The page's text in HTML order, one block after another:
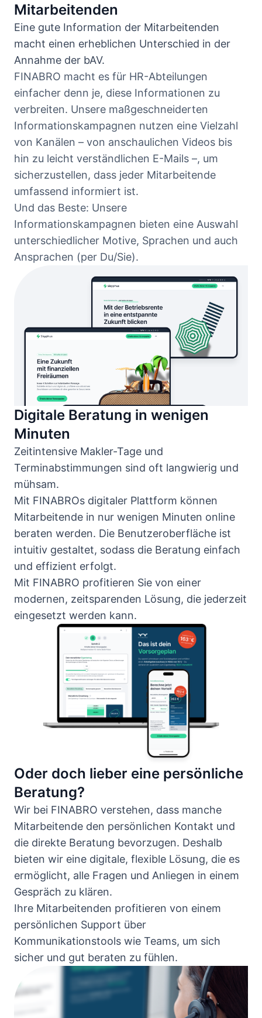
Mitarbeitenden
Eine gute Information der Mitarbeitenden
macht einen erheblichen Unterschied in der
Annahme der bAV.
FINABRO macht es für HR-Abteilungen
einfacher denn je, diese Informationen zu
verbreiten. Unsere maßgeschneiderten
Informationskampagnen nutzen eine Vielzahl
von Kanälen – von anschaulichen Videos bis
hin zu leicht verständlichen E-Mails –, um
sicherzustellen, dass jeder Mitarbeitende
umfassend informiert ist.
Und das Beste: Unsere
Informationskampagnen bieten eine Auswahl
unterschiedlicher Motive, Sprachen und auch
Ansprachen (per Du/Sie).
Digitale Beratung in wenigen
Minuten
Zeitintensive Makler-Tage und
Terminabstimmungen sind oft langwierig und
mühsam.
Mit FINABROs digitaler Plattform können
Mitarbeitende in nur wenigen Minuten online
beraten werden. Die Benutzeroberfläche ist
intuitiv gestaltet, sodass die Beratung einfach
und effizient erfolgt.
Mit FINABRO profitieren Sie von einer
modernen, zeitsparenden Lösung, die jederzeit
eingesetzt werden kann.
Oder doch lieber eine persönliche
Beratung?
Wir bei FINABRO verstehen, dass manche
Mitarbeitende den persönlichen Kontakt und
die direkte Beratung bevorzugen. Deshalb
bieten wir eine digitale, flexible Lösung, die es
ermöglicht, alle Fragen und Anliegen in einem
Gespräch zu klären.
Ihre Mitarbeitenden profitieren von einem
persönlichen Support über
Kommunikationstools wie Teams, um sich
sicher und gut beraten zu fühlen.